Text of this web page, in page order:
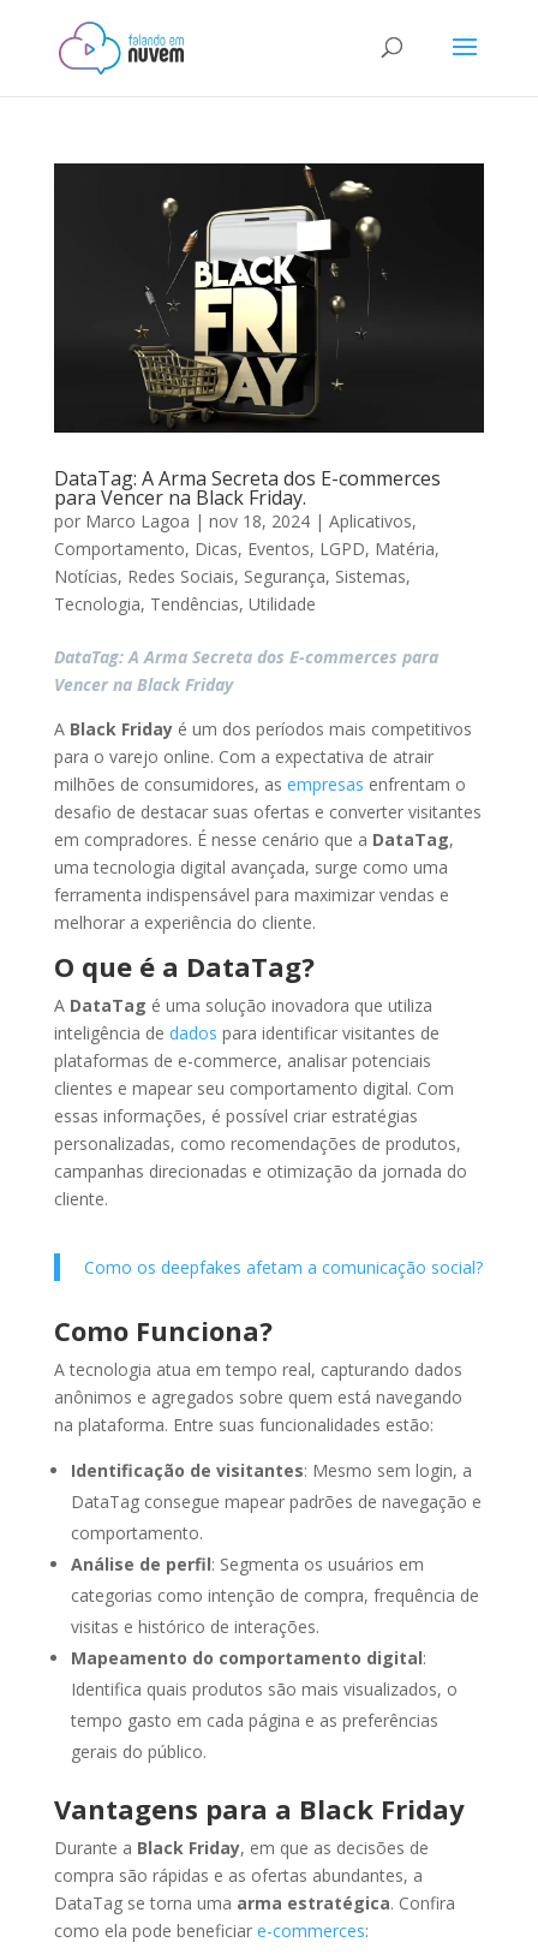
DataTag: A Arma Secreta dos E-commerces
para Vencer na Black Friday.
por Marco Lagoa | nov 18, 2024| Aplicativos,
Comportamento, Dicas, Eventos, LGPD, Matéria,
Notícias, Redes Sociais, Segurança, Sistemas,
Tecnologia, Tendências, Utilidade
DataTag: A Arma Secreta dos E-commerces para
Vencer na Black Friday
A Black Fridayé um dos períodos mais competitivos
para o varejo online. Com a expectativa de atrair
milhões de consumidores, as empresas enfrentam o
desafio de destacar suas ofertas e converter visitantes
em compradores. É nesse cenário que a DataTag,
uma tecnologia digital avançada, surge como uma
ferramenta indispensável para maximizar vendas e
melhorar a experiência do cliente.
O que é a DataTag?
A DataTag é uma solução inovadora que utiliza
inteligência de dados para identificar visitantes de
plataformas de e-commerce, analisar potenciais
clientes e mapear seu comportamento digital. Com
essas informações, é possível criar estratégias
personalizadas, como recomendações de produtos,
campanhas direcionadas e otimização da jornada do
cliente.
Como os deepfakes afetam a comunicação social?
Como Funciona?
A tecnologia atua em tempo real, capturando dados
anônimos e agregados sobre quem está navegando
na plataforma. Entre suas funcionalidades estão:
Identificação de visitantes: Mesmo sem login, a
DataTag consegue mapear padrões de navegação e
comportamento.
Análise de perfil: Segmenta os usuários em
categorias como intenção de compra, frequência de
visitas e histórico de interações.
Mapeamento do comportamento digital:
Identifica quais produtos são mais visualizados, o
tempo gasto em cada página e as preferências
gerais do público.
Vantagens para a Black Friday
Durante a Black Friday, em que as decisões de
compra são rápidas e as ofertas abundantes, a
DataTag se torna uma arma estratégica. Confira
como ela pode beneficiare-commerces: